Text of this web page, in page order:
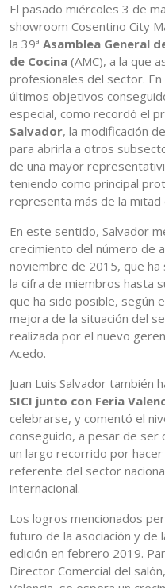
El pasado miércoles 3 de
showroom Cosentino City
la 39ª Asamblea General
de Cocina (AMC), a la que
profesionales del sector.
últimos objetivos
especial, como recordó el
Salvador, la modificación
para abrirla a otros
de una mayor
teniendo como principal
representa más de la
En este sentido, Salvador
crecimiento del número de
noviembre de 2015, que
la cifra de miembros hasta
que ha sido posible, según
mejora de la situación del
realizada por el nuevo
Acedo.
Juan Luis Salvador también
SICI junto con Feria
celebrarse, y comentó el
conseguido, a pesar de ser
un largo recorrido por
referente del sector
internacional.
Los logros mencionados
futuro de la asociación y de
edición en febrero 2019.
Director Comercial del